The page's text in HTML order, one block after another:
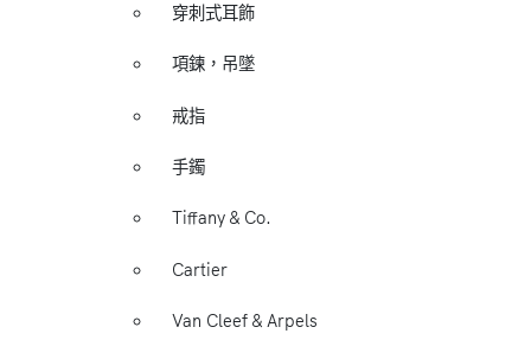
穿刺式耳飾
項鍊，吊墜
戒指
手鐲
Tiffany & Co.
Cartier
Van Cleef & Arpels